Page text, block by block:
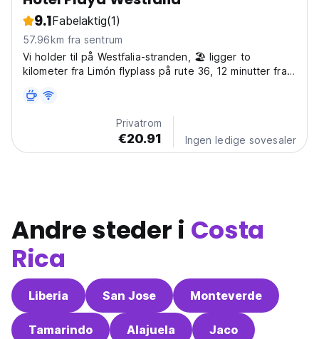
9.1Fabelaktig(1)
57.96km fra sentrum
Vi holder til på Westfalia-stranden, 🏖️ ligger to
kilometer fra Limón flyplass på rute 36, 12 minutter fra
Viejo. Regionen var befolket av urfolk før spanjolenes
ankomst, og i september 1502 ankom Christopher...
Privatrom
€20.91 Ingen ledige sovesaler
Andre steder i Costa
Rica
Liberia San Jose Monteverde
Tamarindo Alajuela Jaco